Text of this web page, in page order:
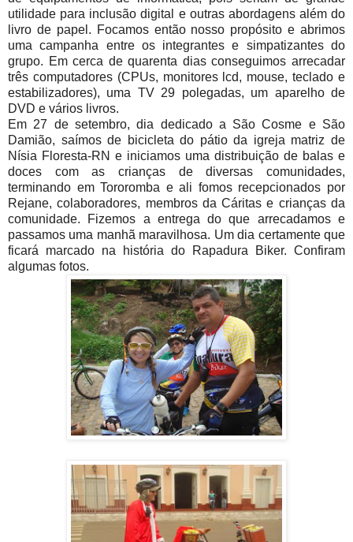
utilidade para inclusão digital e outras abordagens além do
livro de papel. Focamos então nosso propósito e abrimos
uma campanha entre os integrantes e simpatizantes do
grupo. Em cerca de quarenta dias conseguimos arrecadar
três computadores (CPUs, monitores lcd, mouse, teclado e
estabilizadores), uma TV 29 polegadas, um aparelho de
DVD e vários livros.
Em 27 de setembro, dia dedicado a São Cosme e São
Damião, saímos de bicicleta do pátio da igreja matriz de
Nísia Floresta-RN e iniciamos uma distribuição de balas e
doces com as crianças de diversas comunidades,
terminando em Tororomba e ali fomos recepcionados por
Rejane, colaboradores, membros da Cáritas e crianças da
comunidade. Fizemos a entrega do que arrecadamos e
passamos uma manhã maravilhosa. Um dia certamente que
ficará marcado na história do Rapadura Biker. Confiram
algumas fotos.